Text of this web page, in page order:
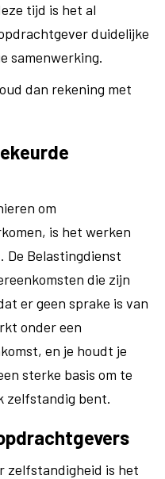
tijd is het al
duidelijke
samenwerking.
dan rekening met
om
is het werken
De Belastingdienst
die zijn
er geen sprake is van
onder een
en je houdt je
sterke basis om te
zelfstandig bent.
zelfstandigheid is het